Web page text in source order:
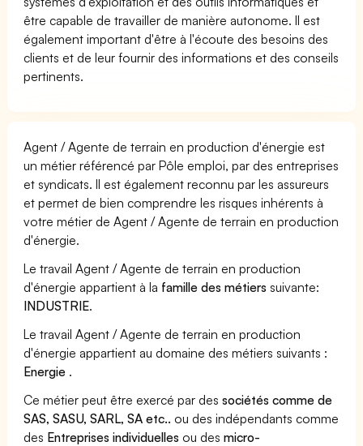
être capable de travailler de manière autonome. Il est
également important d'être à l'écoute des besoins des
clients et de leur fournir des informations et des conseils
pertinents.
Agent / Agente de terrain en production d'énergie est
un métier référencé par Pôle emploi, par des entreprises
et syndicats. Il est également reconnu par les assureurs
et permet de bien comprendre les risques inhérents à
votre métier de Agent / Agente de terrain en production
d'énergie.
Le travail Agent / Agente de terrain en production
d'énergie appartient à la famille des métiers suivante:
INDUSTRIE.
Le travail Agent / Agente de terrain en production
d'énergie appartient au domaine des métiers suivants :
Energie .
Ce métier peut être exercé par dessociétés comme de
SAS, SASU, SARL, SA etc.. ou des indépendants comme
des Entreprises individuelles ou desmicro-